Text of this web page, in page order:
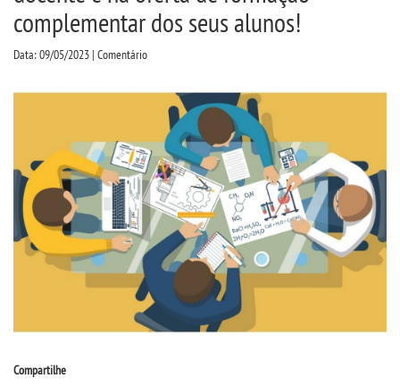
CPA
CPSA
FIES
CURSOS
BACHARELADOS
complementar dos seus alunos!
Data: 09/05/2023 | Comentário
Compartilhe